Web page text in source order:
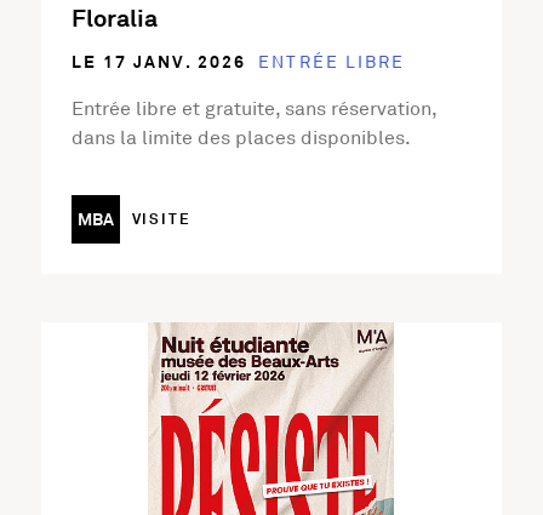
Floralia
LE 17 JANV. 2026 ENTRÉE LIBRE
Entrée libre et gratuite, sans réservation,
dans la limite des places disponibles.
MBA VISITE
En savoir plus sur l'activité La Nuit étudiante